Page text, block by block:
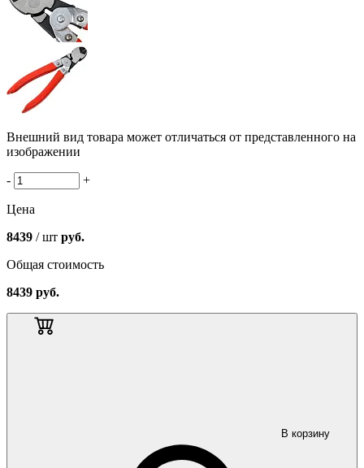
Внешний вид товара может отличаться от представленного на
изображении
- +
Цена
8439 / шт руб.
Общая стоимость
8439 руб.
В корзину